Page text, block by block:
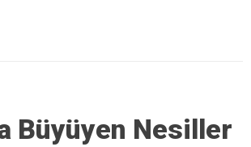
Büyüyen Nesiller